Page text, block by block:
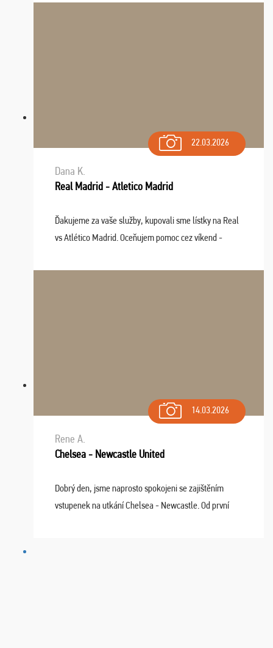
22.03.2026
Dana K.
Real Madrid - Atletico Madrid
Ďakujeme za vaše služby, kupovali sme lístky na Real
vs Atlético Madrid. Oceňujem pomoc cez víkend -
spokojnosti. Sedenie bolo dobré, štadión Barnabéu ...
14.03.2026
Rene A.
Chelsea - Newcastle United
Dobrý den, jsme naprosto spokojeni se zajištěním
vstupenek na utkání Chelsea - Newcastle. Od první